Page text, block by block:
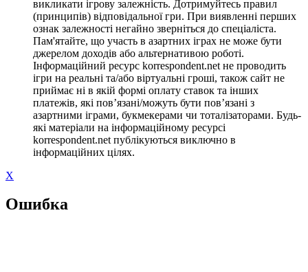
викликати ігрову залежність. Дотримуйтесь правил
(принципів) відповідальної гри. При виявленні перших
ознак залежності негайно зверніться до спеціаліста.
Пам'ятайте, що участь в азартних іграх не може бути
джерелом доходів або альтернативою роботі.
Інформаційний ресурс korrespondent.net не проводить
ігри на реальні та/або віртуальні гроші, також сайт не
приймає ні в якій формі оплату ставок та інших
платежів, які пов’язані/можуть бути пов’язані з
азартними іграми, букмекерами чи тоталізаторами. Будь-
які матеріали на інформаційному ресурсі
korrespondent.net публікуються виключно в
інформаційних цілях.
X
Ошибка